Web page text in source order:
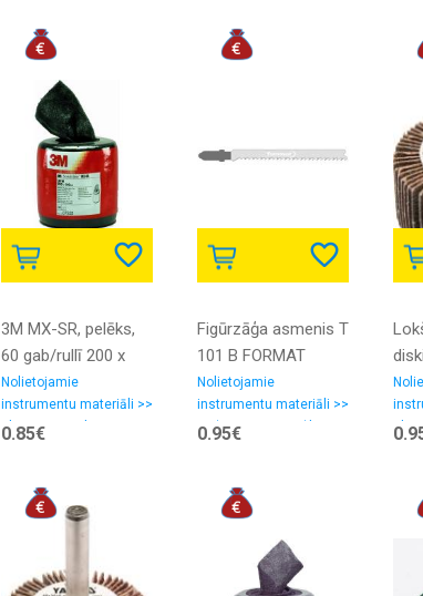
3M MX-SR, pelēks,
60 gab/rullī 200 x
100 S-UFN
Nolietojamie
instrumentu materiāli >>
Slīpēšanas-pulēšanas
0.85€
Figūrzāģa asmenis T
101 B FORMAT
Nolietojamie
instrumentu materiāli >>
Zāģu asmeņi, zāģlentas
0.95€